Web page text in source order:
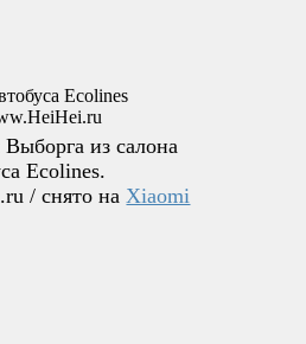
из салона
Ecolines.
/ снято на Xiaomi